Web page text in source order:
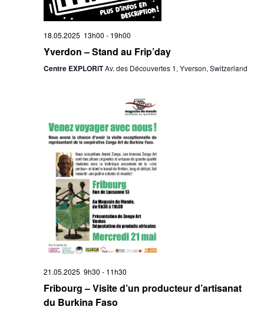
18.05.2025 13h00 - 19h00
Yverdon – Stand au Frip’day
Centre EXPLORiTAv. des Découvertes 1, Yverson, Switzerland
21.05.2025 9h30 - 11h30
Fribourg – Visite d’un producteur d’artisanat
du Burkina Faso